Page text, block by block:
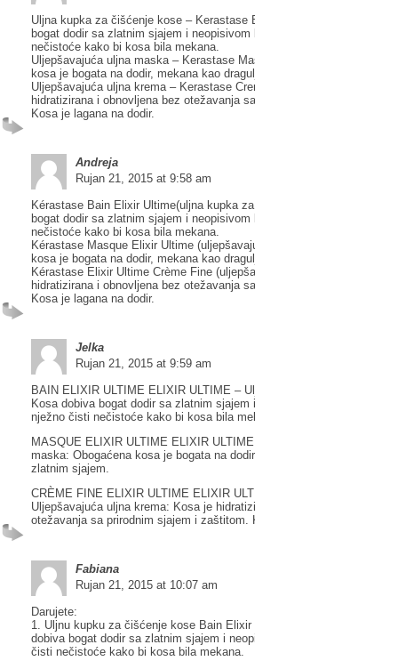
Uljna kupka za čišćenje kose – Kerastase Bain Elixir Ultime – Kosa
bogat dodir sa zlatnim sjajem i neopisivom lakoćom. Otklanja i nježno
nečistoće kako bi kosa bila mekana.
Uljepšavajuća uljna maska – Kerastase Masque Elixir Ultime –
kosa je bogata na dodir, mekana kao dragulj, ispunjena sa zlatnim
Uljepšavajuća uljna krema – Kerastase Creme Fine Elixir Ultime –
hidratizirana i obnovljena bez otežavanja sa prirodnim sjajem i
Kosa je lagana na dodir.
Andreja
Rujan 21, 2015 at 9:58 am
Kérastase Bain Elixir Ultime(uljna kupka za čišćenje kose)- kosa
bogat dodir sa zlatnim sjajem i neopisivom lakoćom. Otklanja i nježno
nečistoće kako bi kosa bila mekana.
Kérastase Masque Elixir Ultime (uljepšavajuća uljna maska)-
kosa je bogata na dodir, mekana kao dragulj,ispunjena sa zlatnim
Kérastase Elixir Ultime Crème Fine (uljepšavajuća uljna krema)- kosa
hidratizirana i obnovljena bez otežavanja sa prirodnim sjajem i
Kosa je lagana na dodir.
Jelka
Rujan 21, 2015 at 9:59 am
BAIN ELIXIR ULTIME ELIXIR ULTIME – Uljna kupka za čišćenje kose:
Kosa dobiva bogat dodir sa zlatnim sjajem i neopisivom lakoćom.
nježno čisti nečistoće kako bi kosa bila mekana.
MASQUE ELIXIR ULTIME ELIXIR ULTIME NJEGA – Uljepšavajuća
maska: Obogaćena kosa je bogata na dodir, mekana kao dragulj,
zlatnim sjajem.
CRÈME FINE ELIXIR ULTIME ELIXIR ULTIME TEKSTURIZACIJA –
Uljepšavajuća uljna krema: Kosa je hidratizirana i obnovljena bez
otežavanja sa prirodnim sjajem i zaštitom. Kosa je lagana na dodir.
Fabiana
Rujan 21, 2015 at 10:07 am
Darujete:
1. Uljnu kupku za čišćenje kose Bain Elixir Ultime Elixir Ultime kojom
dobiva bogat dodir sa zlatnim sjajem i neopisivom lakoćom otklanja i
čisti nečistoće kako bi kosa bila mekana.